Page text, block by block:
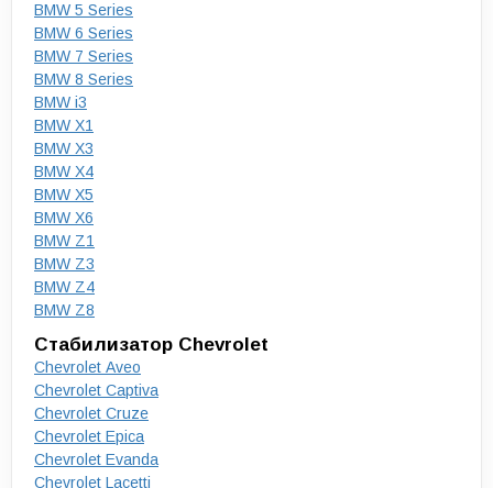
BMW 5 Series
BMW 6 Series
BMW 7 Series
BMW 8 Series
BMW i3
BMW X1
BMW X3
BMW X4
BMW X5
BMW X6
BMW Z1
BMW Z3
BMW Z4
BMW Z8
Стабилизатор Chevrolet
Chevrolet Aveo
Chevrolet Captiva
Chevrolet Cruze
Chevrolet Epica
Chevrolet Evanda
Chevrolet Lacetti